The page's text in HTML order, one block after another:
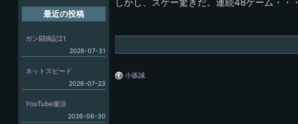
小坂誠
最近の投稿
ガン闘病記21
2026-07-31
ネットスピード
2026-07-23
YouTube復活
2026-06-30